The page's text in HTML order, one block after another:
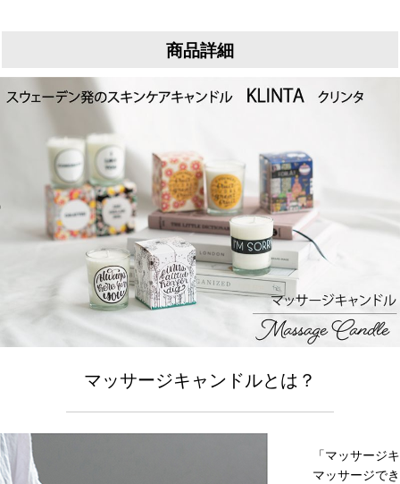
商品詳細
マッサージキャンドルとは？
「マッサージ
マッサージで